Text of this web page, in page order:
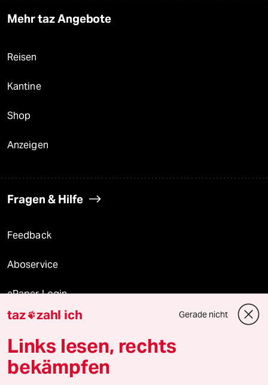
Mehr taz Angebote
Reisen
Kantine
Shop
Anzeigen
Fragen & Hilfe
Feedback
Aboservice
ePaper Login
Downloads für Abonnierende
© 2026 taz Verlags und Vertriebs GmbH
taz zahl ich Gerade nicht
Links lesen, rechts
bekämpfen